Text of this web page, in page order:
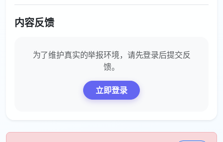
内容反馈
为了维护真实的举报环境，请先登录后提交反
馈。
立即登录